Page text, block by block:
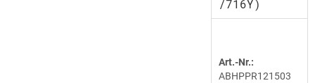
/716Y)
Art.-Nr.:
ABHPPR121503